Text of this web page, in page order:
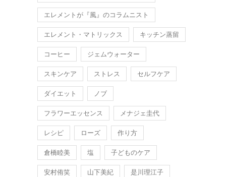
エレメントが『風』のコラムニスト
エレメント・マトリックス キッチン蒸留
コーヒー ジェムウォーター
スキンケア ストレス セルフケア
ダイエット ノブ
フラワーエッセンス メナジェ圭代
レシピ ローズ 作り方
倉橋睦美 塩 子どものケア
安村侑笑 山下美紀 是川理江子